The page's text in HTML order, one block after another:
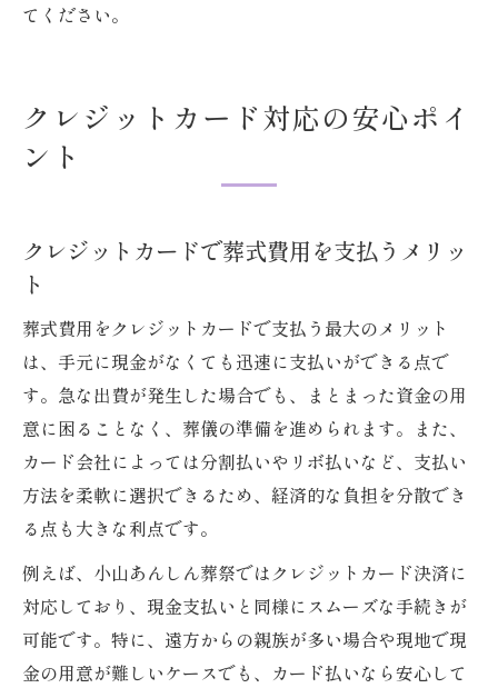
てください。
クレジットカード対応の安心ポイ
ント
クレジットカードで葬式費用を支払うメリッ
ト
葬式費用をクレジットカードで支払う最大のメリット
は、手元に現金がなくても迅速に支払いができる点で
す。急な出費が発生した場合でも、まとまった資金の用
意に困ることなく、葬儀の準備を進められます。また、
カード会社によっては分割払いやリボ払いなど、支払い
方法を柔軟に選択できるため、経済的な負担を分散でき
る点も大きな利点です。
例えば、小山あんしん葬祭ではクレジットカード決済に
対応しており、現金支払いと同様にスムーズな手続きが
可能です。特に、遠方からの親族が多い場合や現地で現
金の用意が難しいケースでも、カード払いなら安心して